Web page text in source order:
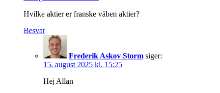
Hvilke aktier er franske våben aktier?
Besvar
Frederik Askov Storm siger:
15. august 2025 kl. 15:25
Hej Allan